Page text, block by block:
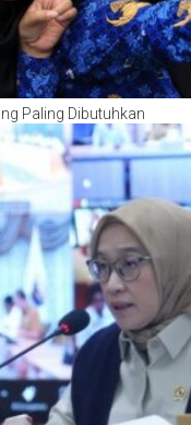
Paling Dibutuhkan